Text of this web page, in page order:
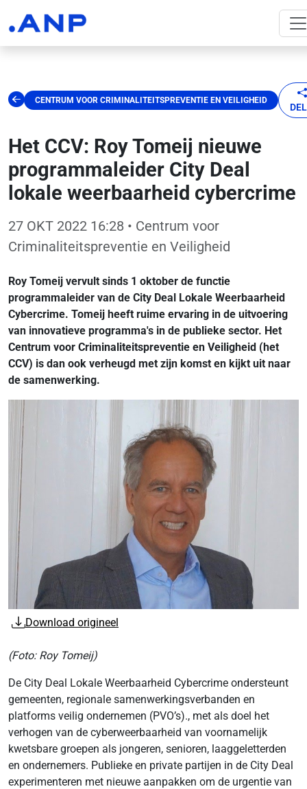
CENTRUM VOOR CRIMINALITEITSPREVENTIE EN VEILIGHEID
Het CCV: Roy Tomeij nieuwe
programmaleider City Deal
lokale weerbaarheid cybercrime
27 OKT 2022 16:28 • Centrum voor
Criminaliteitspreventie en Veiligheid
Roy Tomeij vervult sinds 1 oktober de functie
programmaleider van de City Deal Lokale Weerbaarheid
Cybercrime. Tomeij heeft ruime ervaring in de uitvoering
van innovatieve programma's in de publieke sector. Het
Centrum voor Criminaliteitspreventie en Veiligheid (het
CCV) is dan ook verheugd met zijn komst en kijkt uit naar
de samenwerking.
Download origineel
(Foto: Roy Tomeij)
De City Deal Lokale Weerbaarheid Cybercrime ondersteunt
gemeenten, regionale samenwerkingsverbanden en
platforms veilig ondernemen (PVO’s)., met als doel het
verhogen van de cyberweerbaarheid van voornamelijk
kwetsbare groepen als jongeren, senioren, laaggeletterden
en ondernemers. Publieke en private partijen in de City Deal
experimenteren met nieuwe aanpakken om de urgentie van